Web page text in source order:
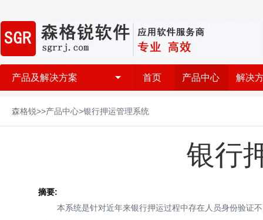
产品及解决方案 首页 产品中心 解决
森格锐>>产品中心>银行押运管理系统
银行
摘要:
本系统是针对近年来银行押运过程中存在人员身份验证不